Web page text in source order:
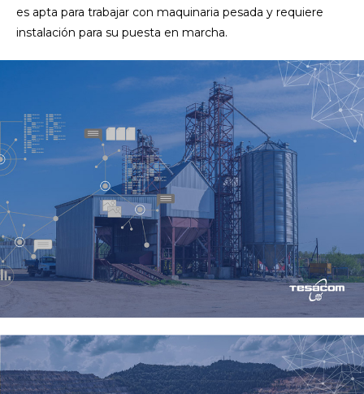
es apta para trabajar con maquinaria pesada y requiere
instalación para su puesta en marcha.